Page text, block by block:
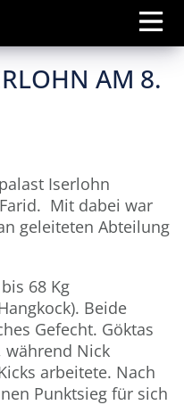
AM 8.
Iserlohn
Mit dabei war
geleiteten Abteilung
68 Kg
Beide
Gefecht. Göktas
während Nick
arbeitete. Nach
Punktsieg für sich